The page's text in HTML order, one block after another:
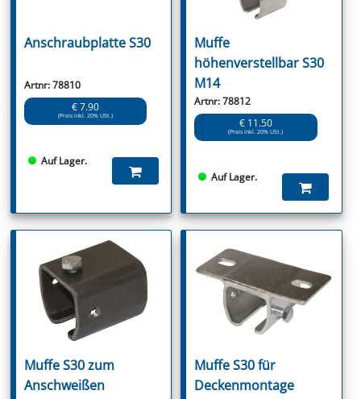
Anschraubplatte S30
Artnr: 78810
€ 7.90
(Preis inkl. 20% USt.)
Auf Lager.
Muffe
höhenverstellbar S30
M14
Artnr: 78812
€ 11.50
(Preis inkl. 20% USt.)
Auf Lager.
Muffe S30 zum
Anschweißen
Muffe S30 für
Deckenmontage